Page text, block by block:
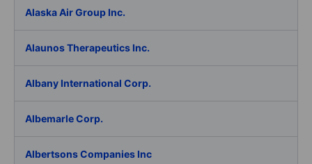
Alaska Air Group Inc.
Alaunos Therapeutics Inc.
Albany International Corp.
Albemarle Corp.
Albertsons Companies Inc